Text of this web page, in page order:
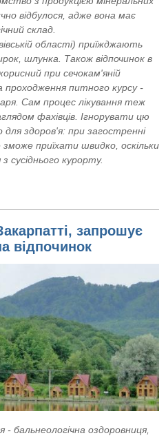
відбулося, адже вона має
склад.
області) приїжджають
шлунка. Також відпочинок в
при сечокам'яній
проходження питного курсу -
Сам процес лікування теж
фахівців. Ігнорувати цю
здоров'я: при загостренні
приїхати швидко, оскільки
сусіднього курорту.
запрошує
відпочинок
оздоровниця,